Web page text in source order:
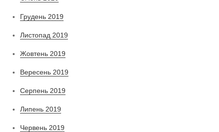
Грудень 2019
Листопад 2019
Жовтень 2019
Вересень 2019
Серпень 2019
Липень 2019
Червень 2019